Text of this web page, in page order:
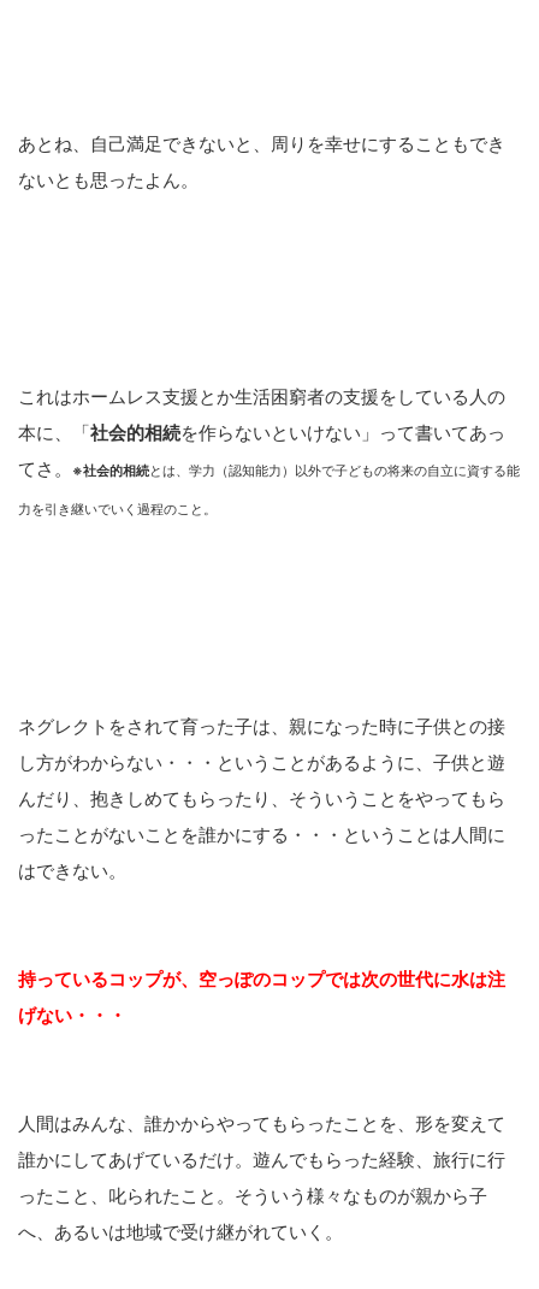
あとね、自己満足できないと、周りを幸せにすることもでき
ないとも思ったよん。
これはホームレス支援とか生活困窮者の支援をしている人の
本に、「社会的相続を作らないといけない」って書いてあっ
てさ。
※社会的相続とは、学力（認知能力）以外で子どもの将来の自立に資する能
力を引き継いでいく過程のこと。
ネグレクトをされて育った子は、親になった時に子供との接
し方がわからない・・・ということがあるように、子供と遊
んだり、抱きしめてもらったり、そういうことをやってもら
ったことがないことを誰かにする・・・ということは人間に
はできない。
持っているコップが、空っぽのコップでは次の世代に水は注
げない・・・
人間はみんな、誰かからやってもらったことを、形を変えて
誰かにしてあげているだけ。遊んでもらった経験、旅行に行
ったこと、叱られたこと。そういう様々なものが親から子
へ、あるいは地域で受け継がれていく。